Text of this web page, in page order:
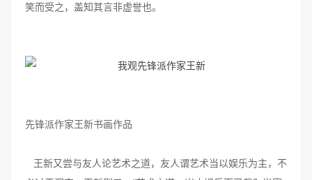
笑而受之，盖知其言非虚誉也。
先锋派作家王新书画作品
王新又尝与友人论艺术之道，友人谓艺术当以娱乐为主，不